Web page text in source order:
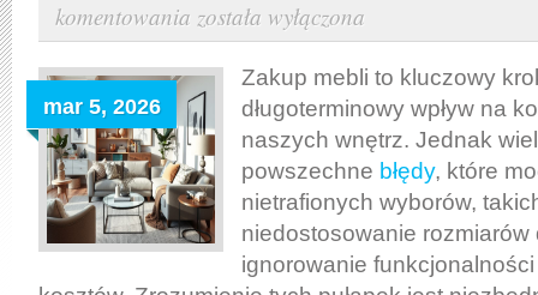
komentowania Błędy
przy
zakupie
mebli:
jak
uniknąć
nietrafionych
decyzji
i
zapewnić
została wyłączona
mar 5, 2026
Zakup mebli to kluczowy
długoterminowy wpływ na
naszych wnętrz. Jednak
powszechne błędy, które
nietrafionych wyborów,
niedostosowanie
ignorowanie